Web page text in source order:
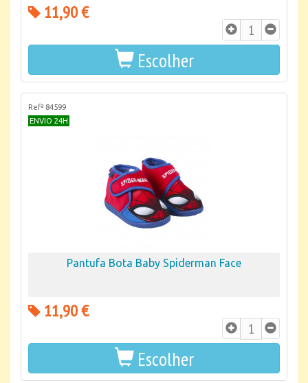
11,90 €
Escolher
Refª 84599
ENVIO 24H
Pantufa Bota Baby Spiderman Face
11,90 €
Escolher